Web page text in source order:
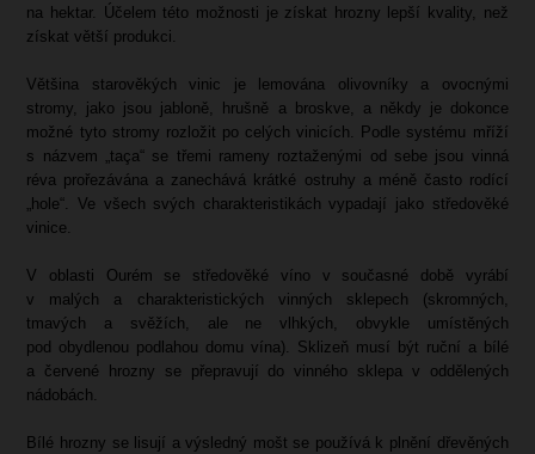
na hektar. Účelem této možnosti je získat hrozny lepší kvality, než
získat větší produkci.
Většina starověkých vinic je lemována olivovníky a ovocnými
stromy, jako jsou jabloně, hrušně a broskve, a někdy je dokonce
možné tyto stromy rozložit po celých vinicích. Podle systému mříží
s názvem „taça“ se třemi rameny roztaženými od sebe jsou vinná
réva prořezávána a zanechává krátké ostruhy a méně často rodící
„hole“. Ve všech svých charakteristikách vypadají jako středověké
vinice.
V oblasti Ourém se středověké víno v současné době vyrábí
v malých a charakteristických vinných sklepech (skromných,
tmavých a svěžích, ale ne vlhkých, obvykle umístěných
pod obydlenou podlahou domu vína). Sklizeň musí být ruční a bílé
a červené hrozny se přepravují do vinného sklepa v oddělených
nádobách.
Bílé hrozny se lisují a výsledný mošt se používá k plnění dřevěných